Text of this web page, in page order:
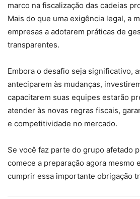
marco na fiscalização das cadeias
Mais do que uma exigência legal, a
empresas a adotarem práticas de
transparentes.
Embora o desafio seja significativo,
anteciparem às mudanças,
capacitarem suas equipes estarão
atender às novas regras fiscais,
e competitividade no mercado.
Se você faz parte do grupo afetado
comece a preparação agora mesmo
cumprir essa importante obrigação